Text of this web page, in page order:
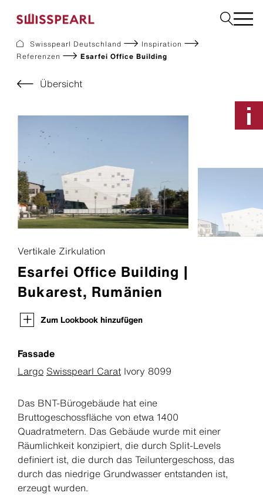
Services
Unternehmen
Inspiration
Musterbestellung
Fassade
Dach
Solar
Bauplatten
Garten
Downloads
Swisspearl Deutschland
Inspiration
Referenzen
Esarfei Office Building
Übersicht
Vertikale Zirkulation
Esarfei Office Building |
Bukarest, Rumänien
Zum Lookbook hinzufügen
Fassade
Largo Swisspearl Carat Ivory 8099
Das BNT-Bürogebäude hat eine
Bruttogeschossfläche von etwa 1400
Quadratmetern. Das Gebäude wurde mit einer
Räumlichkeit konzipiert, die durch Split-Levels
definiert ist, die durch das Teiluntergeschoss, das
durch das niedrige Grundwasser entstanden ist,
erzeugt wurden.